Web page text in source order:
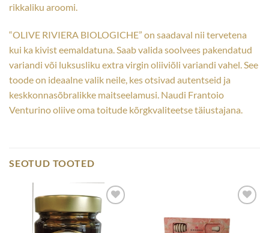
rikkaliku aroomi.
“OLIVE RIVIERA BIOLOGICHE” on saadaval nii tervetena
kui ka kivist eemaldatuna. Saab valida soolvees pakendatud
variandi või luksusliku extra virgin oliiviõli variandi vahel. See
toode on ideaalne valik neile, kes otsivad autentseid ja
keskkonnasõbralikke maitseelamusi. Naudi Frantoio
Venturino oliive oma toitude kõrgkvaliteetse täiustajana.
SEOTUD TOOTED
Add to
wishlist